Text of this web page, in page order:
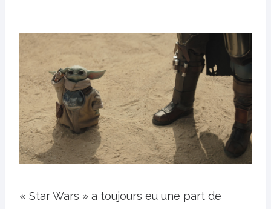
« Star Wars » a toujours eu une part de